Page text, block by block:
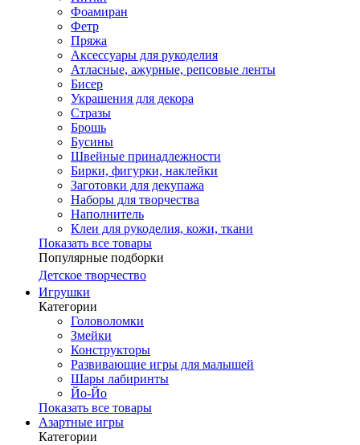
Фоамиран
Фетр
Пряжа
Аксессуары для рукоделия
Атласные, ажурные, репсовые ленты
Бисер
Украшения для декора
Стразы
Брошь
Бусины
Швейные принадлежности
Бирки, фигурки, наклейки
Заготовки для декупажа
Наборы для творчества
Наполнитель
Клеи для рукоделия, кожи, ткани
Показать все товары
Популярные подборки
Детское творчество
Игрушки
Категории
Головоломки
Змейки
Конструкторы
Развивающие игры для малышей
Шары лабиринты
Йо-Йо
Показать все товары
Азартные игры
Категории